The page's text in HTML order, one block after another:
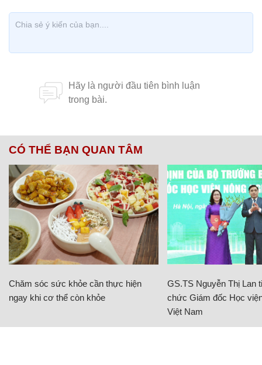
CÓ THỂ BẠN QUAN TÂM
Chăm sóc sức khỏe cần thực hiện
ngay khi cơ thể còn khỏe
GS.TS Nguyễn Thị Lan
chức Giám đốc Học
Việt Nam